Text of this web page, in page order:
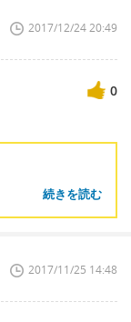
2017/12/24 20:49
0
続きを読む
2017/11/25 14:48